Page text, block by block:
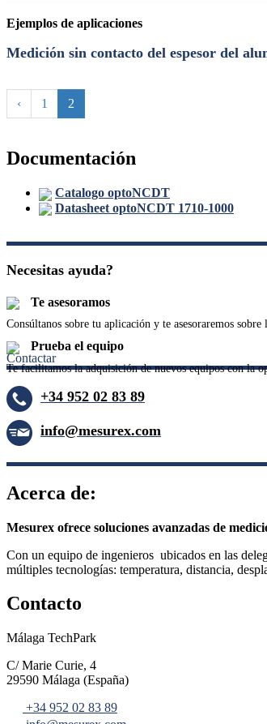
Ejemplos de aplicaciones
Medición sin contacto del espesor del
‹ 1 2
Documentación
Catalogo optoNCDT
Datasheet optoNCDT 1710-1000
–
Necesitas ayuda?
Te asesoramos
Consúltanos sobre tu aplicación y te asesoraremos
Prueba el equipo
Te facilitamos la adquisición de nuevos equipos con la
Contactar
–
+34 952 02 83 89
info@mesurex.com
–
Acerca de:
Mesurex ofrece soluciones avanzadas de
Con un equipo de ingenieros ubicados en las
múltiples tecnologías: temperatura, distancia,
Contacto
Málaga TechPark
C/ Marie Curie, 4
29590 Málaga (España)
+34 952 02 83 89